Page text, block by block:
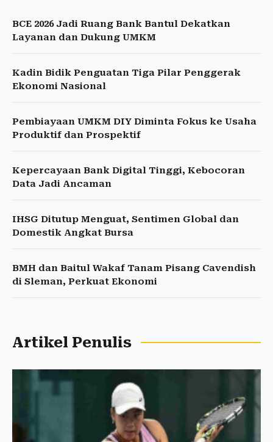
BCE 2026 Jadi Ruang Bank Bantul Dekatkan
Layanan dan Dukung UMKM
Kadin Bidik Penguatan Tiga Pilar Penggerak
Ekonomi Nasional
Pembiayaan UMKM DIY Diminta Fokus ke Usaha
Produktif dan Prospektif
Kepercayaan Bank Digital Tinggi, Kebocoran
Data Jadi Ancaman
IHSG Ditutup Menguat, Sentimen Global dan
Domestik Angkat Bursa
BMH dan Baitul Wakaf Tanam Pisang Cavendish
di Sleman, Perkuat Ekonomi
Artikel Penulis